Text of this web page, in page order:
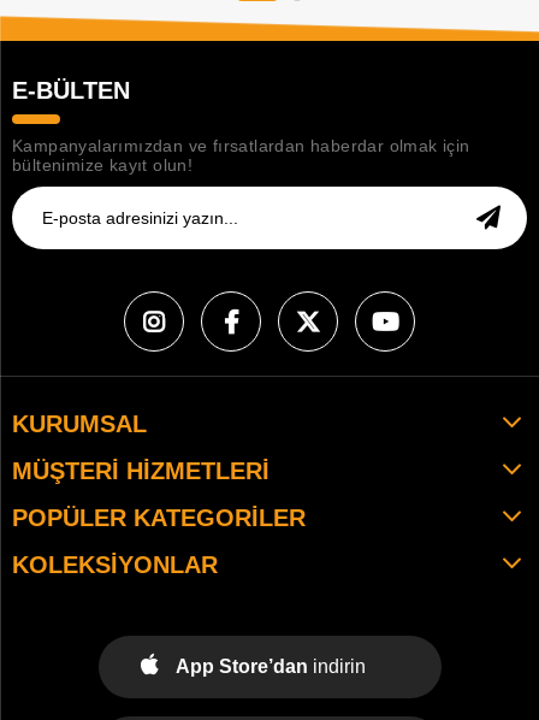
E-BÜLTEN
Kampanyalarımızdan ve fırsatlardan haberdar olmak için
bültenimize kayıt olun!
KURUMSAL
MÜŞTERI HIZMETLERI
POPÜLER KATEGORILER
KOLEKSIYONLAR
App Store’dan indirin